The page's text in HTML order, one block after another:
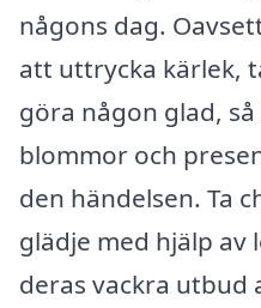
någons dag.
att uttrycka kärlek,
göra någon glad,
blommor och
den händelsen. Ta
glädje med hjälp av
deras vackra utbud